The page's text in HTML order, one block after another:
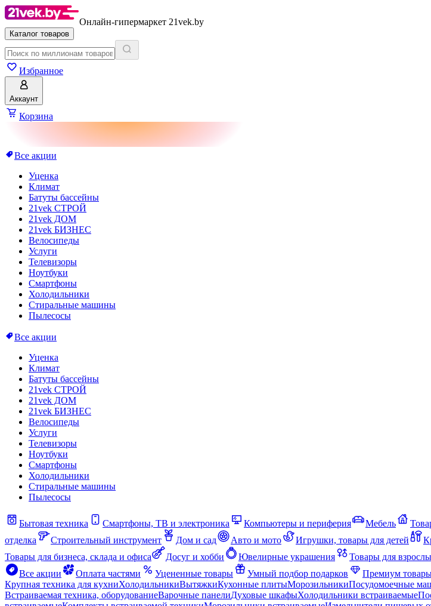
Онлайн-гипермаркет 21vek.by
Каталог товаров
Избранное
Аккаунт
Корзина
Все акции
Уценка
Климат
Батуты бассейны
21vek СТРОЙ
21vek ДОМ
21vek БИЗНЕС
Велосипеды
Услуги
Телевизоры
Ноутбуки
Смартфоны
Холодильники
Стиральные машины
Пылесосы
Все акции
Уценка
Климат
Батуты бассейны
21vek СТРОЙ
21vek ДОМ
21vek БИЗНЕС
Велосипеды
Услуги
Телевизоры
Ноутбуки
Смартфоны
Холодильники
Стиральные машины
Пылесосы
Бытовая техника Смартфоны, ТВ и электроника Компьютеры и периферия Мебель
отделка
Строительный инструмент Дом и сад Авто и мото Игрушки, товары для детей
Товары для бизнеса, склада и офиса
Досуг и хобби Ювелирные украшения Товары для
Все акции
Оплата частями Уцененные товары Умный подбор подарков
Премиум
Крупная техника для кухниХолодильникиВытяжкиКухонные плитыМорозильникиПосудомоечные
Встраиваемая техника, оборудованиеВарочные панелиДуховые шкафыХолодильники встраиваемые